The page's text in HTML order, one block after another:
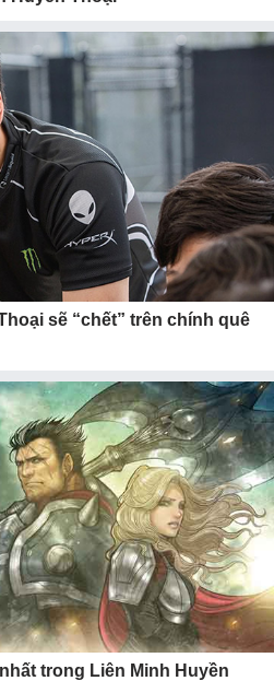
sẽ “chết” trên chính quê
trong Liên Minh Huyền